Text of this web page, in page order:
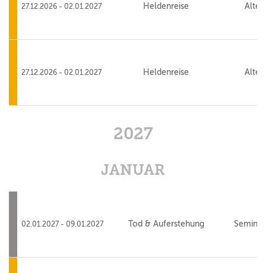
27.12.2026 - 02.01.2027 Heldenreise Alte
27.12.2026 - 02.01.2027 Heldenreise Alte
2027
JANUAR
02.01.2027 - 09.01.2027 Tod & Auferstehung